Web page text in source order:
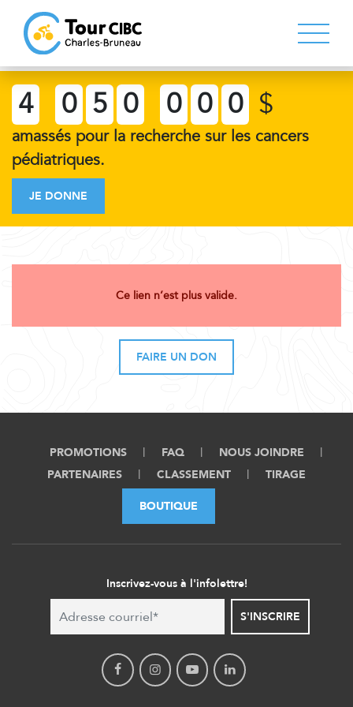
4 0 5 0 0 0 0 $
amassés pour la recherche sur les cancers
pédiatriques.
JE DONNE
Ce lien n’est plus valide.
FAIRE UN DON
PROMOTIONS FAQ
NOUS JOINDRE
PARTENAIRES
CLASSEMENT TIRAGE
BOUTIQUE
Inscrivez-vous à l'infolettre!
S'INSCRIRE